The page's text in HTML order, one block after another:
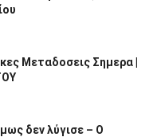
Μεταδοσεις Σημερα |
δεν λύγισε – Ο